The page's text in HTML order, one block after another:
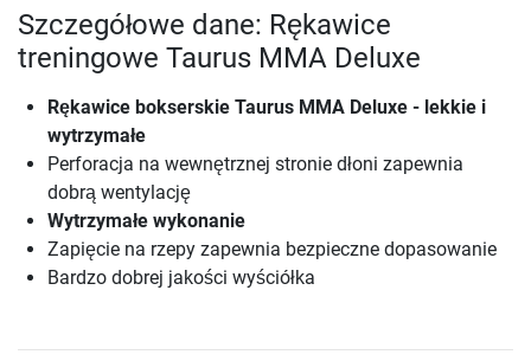
Szczegółowe dane: Rękawice
treningowe Taurus MMA Deluxe
Rękawice bokserskie Taurus MMA Deluxe - lekkie i
wytrzymałe
Perforacja na wewnętrznej stronie dłoni zapewnia
dobrą wentylację
Wytrzymałe wykonanie
Zapięcie na rzepy zapewnia bezpieczne dopasowanie
Bardzo dobrej jakości wyściółka